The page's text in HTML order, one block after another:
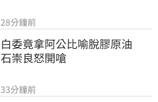
28分鐘前
白委竟拿阿公比喻脫膠原油
石崇良怒開嗆
33分鐘前